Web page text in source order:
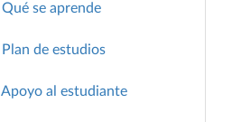
Qué se aprende
Plan de estudios
Apoyo al estudiante